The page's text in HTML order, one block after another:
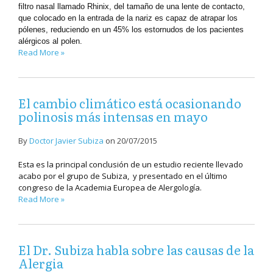
filtro nasal llamado Rhinix, del tamaño de una lente de contacto,
que colocado en la entrada de la nariz es capaz de atrapar los
pólenes, reduciendo en un 45% los estornudos de los pacientes
alérgicos al polen.
Read More »
El cambio climático está ocasionando
polinosis más intensas en mayo
ByDoctor Javier Subiza on 20/07/2015
Esta es la principal conclusión de un estudio reciente llevado
acabo por el grupo de Subiza, y presentado en el último
congreso de la Academia Europea de Alergología.
Read More »
El Dr. Subiza habla sobre las causas de la
Alergia